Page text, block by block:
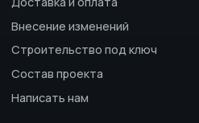
Внесение изменений
Строительство под ключ
Состав проекта
Написать нам